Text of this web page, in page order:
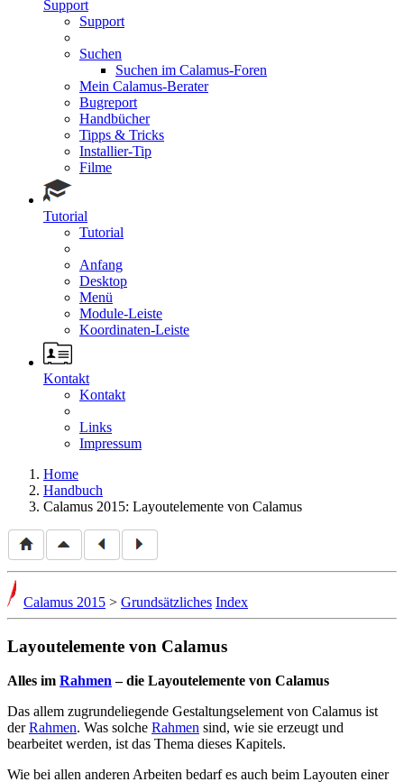
Support
Support
Suchen
Suchen im Calamus-Foren
Mein Calamus-Berater
Bugreport
Handbücher
Tipps & Tricks
Installier-Tip
Filme
Tutorial
Tutorial
Anfang
Desktop
Menü
Module-Leiste
Koordinaten-Leiste
Kontakt
Kontakt
Links
Impressum
Home
Handbuch
Calamus 2015: Layoutelemente von Calamus
Calamus 2015 > Grundsätzliches Index
Layoutelemente von Calamus
Alles im Rahmen– die Layoutelemente von Calamus
Das allem zugrundeliegende Gestaltungselement von Calamus ist
derRahmen. Was solche Rahmen sind, wie sie erzeugt und
bearbeitet werden, ist das Thema dieses Kapitels.
Wie bei allen anderen Arbeiten bedarf es auch beim Layouten einer